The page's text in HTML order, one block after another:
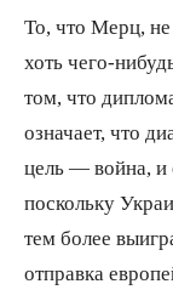
То, что Мерц, не
хоть чего-
том, что
означает, что
цель — война, и
поскольку
тем более
отправка